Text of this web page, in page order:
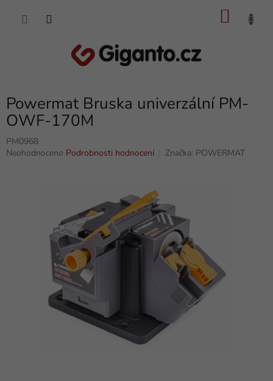
Powermat Bruska univerzální PM-
OWF-170M
PM0968
Průměrné
Neohodnoceno Podrobnosti hodnocení Značka: POWERMAT